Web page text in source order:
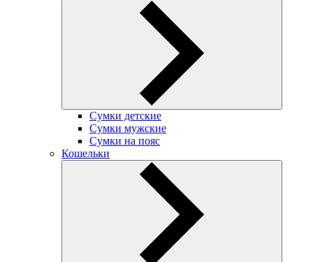
Сумки детские
Сумки мужские
Сумки на пояс
Кошельки